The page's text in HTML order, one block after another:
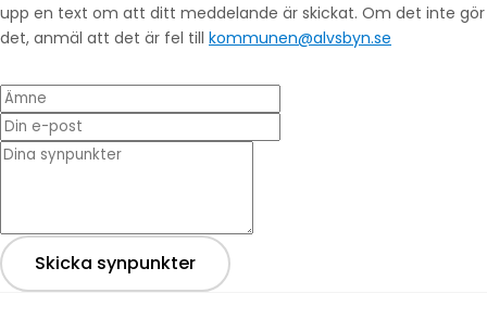
upp en text om att ditt meddelande är skickat. Om det inte gör
det, anmäl att det är fel till kommunen@alvsbyn.se
Ämne
Din e-post
* Dina synpunkter
Skicka synpunkter